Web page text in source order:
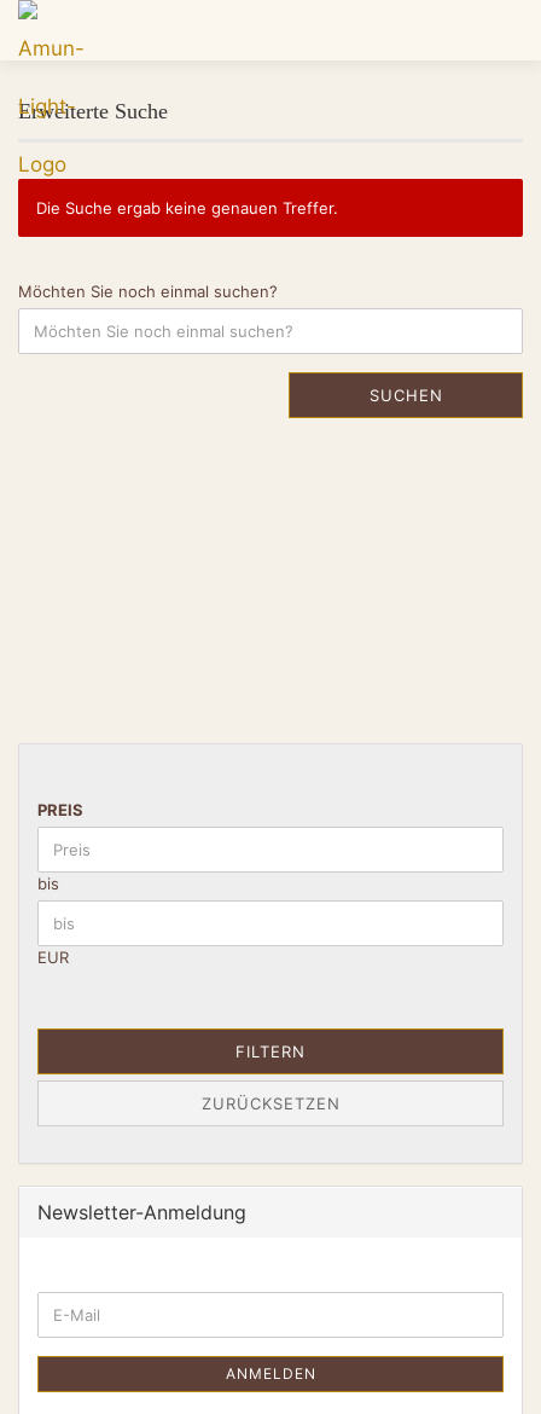
Erweiterte Suche
Die Suche ergab keine genauen Treffer.
Möchten Sie noch einmal suchen?
SUCHEN
PREIS
bis
EUR
FILTERN
ZURÜCKSETZEN
Newsletter-Anmeldung
ANMELDEN